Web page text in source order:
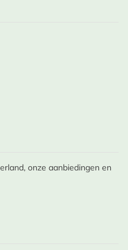
onze aanbiedingen en